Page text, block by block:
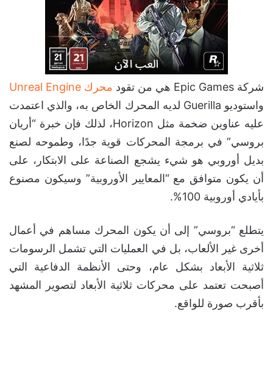
شركة Epic Games هي من تقود
محرك Unreal Engine
واستوديو Guerilla لديه المحرك الخاص به، والذي اعتمدت
عليه عناوين ضخمة مثل Horizon، لذلك فإن خبرة “أريان
بروسي” في برمجة المحركات قوية جدًا، وطموحه لصنع
بديل أوروبي هو شيء يشجع الصناعة على الابتكار، على
أن يكون متوافق مع “المعايير الأوروبية” وسيكون مصنوع
بأيادي أوروبية 100%.
يتطلع “بروسي” إلى أن يكون المحرك مساهم في أعمال
أخرى غير الألعاب، بل في العمليات التي تشمل الرسومات
ثلاثية الأبعاد بشكل عام، وحتى الأنظمة الدفاعية التي
أصبحت تعتمد على محركات ثلاثية الأبعاد لتصوير المشهد
بأقرب صورة للواقع.